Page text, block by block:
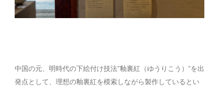
中国の元、明時代の下絵付け技法”釉裏紅（ゆうりこう）”を出
発点として、理想の釉裏紅を模索しながら製作しているとい